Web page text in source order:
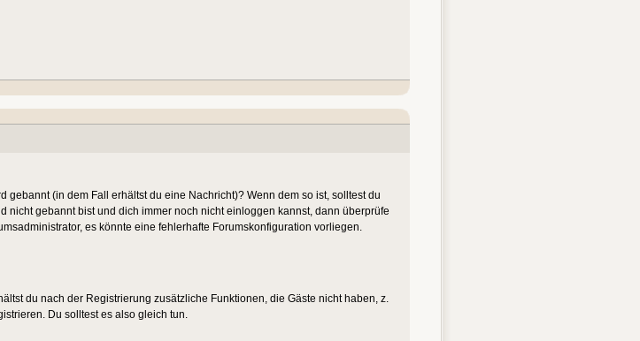
(in dem Fall erhältst du eine Nachricht)? Wenn dem so ist, solltest du
gebannt bist und dich immer noch nicht einloggen kannst, dann überprüfe
es könnte eine fehlerhafte Forumskonfiguration vorliegen.
du nach der Registrierung zusätzliche Funktionen, die Gäste nicht haben, z.
Du solltest es also gleich tun.